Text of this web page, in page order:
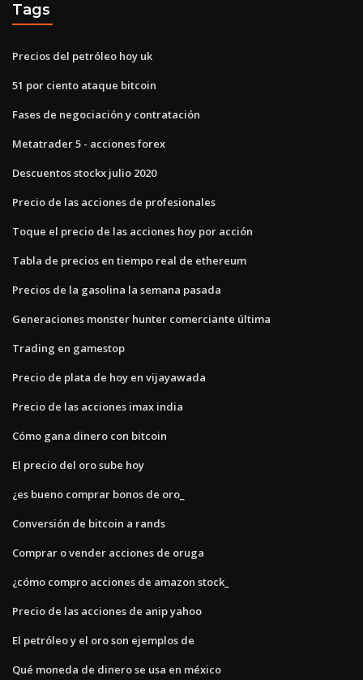
Tags
Precios del petróleo hoy uk
51 por ciento ataque bitcoin
Fases de negociación y contratación
Metatrader 5 - acciones forex
Descuentos stockx julio 2020
Precio de las acciones de profesionales
Toque el precio de las acciones hoy por acción
Tabla de precios en tiempo real de ethereum
Precios de la gasolina la semana pasada
Generaciones monster hunter comerciante última
Trading en gamestop
Precio de plata de hoy en vijayawada
Precio de las acciones imax india
Cómo gana dinero con bitcoin
El precio del oro sube hoy
¿es bueno comprar bonos de oro_
Conversión de bitcoin a rands
Comprar o vender acciones de oruga
¿cómo compro acciones de amazon stock_
Precio de las acciones de anip yahoo
El petróleo y el oro son ejemplos de
Qué moneda de dinero se usa en méxico